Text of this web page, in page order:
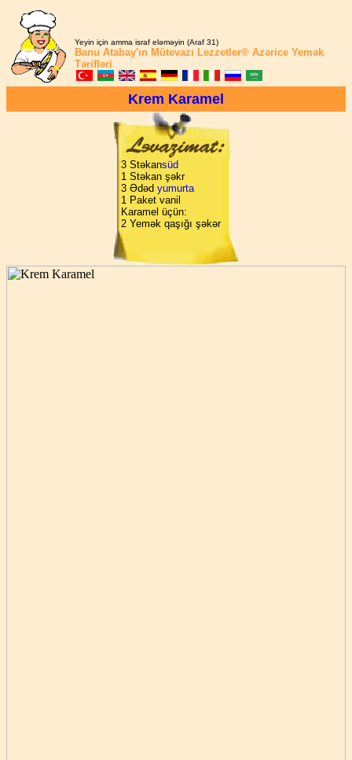
Yeyin için amma israf eləməyin (Araf 31)
Banu Atabay'ın Mütevazı Lezzetler® Azərice Yemək
Tərifləri
Krem Karamel
3 Stəkansüd
1 Stəkan şəkr
3 Ədəd yumurta
1 Paket vanil
Karamel üçün:
2 Yemək qaşığı şəkər